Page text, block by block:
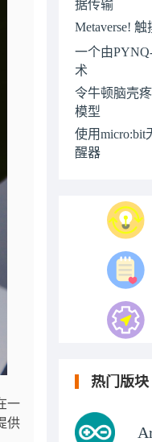
一
供
据传输
Metaverse!
一个由
术
令牛顿脑壳
模型
使用micro:bit
醒器
热门版块